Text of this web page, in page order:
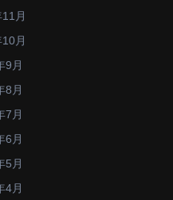
月
月
9月
8月
7月
6月
5月
4月